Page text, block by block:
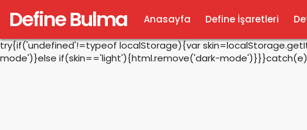
try{if('undefined'!=typeof localStorage){var
mode')}else if(skin=='light'){html.remove('dark-
Define Bulma Anasayfa Define İşaretleri